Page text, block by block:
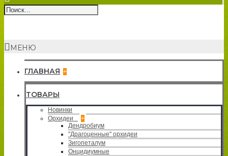
МЕНЮ
ГЛАВНАЯ +
ТОВАРЫ
Новинки
Орхидеи
+
Дендробиум
"Драгоценные" орхидеи
Зигопеталум
Онцидиумные